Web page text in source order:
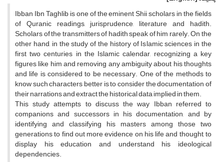
Ibban Ibn Taghlib is one of the eminent Shii scholars in the fields
of Quranic readings, jurisprudence, literature and hadith.
Scholars of the transmitters of hadith speak of him rarely. On the
other hand, in the study of the history of Islamic sciences in the
first two centuries in the Islamic calendar, recognizing a key
figures like him and removing any ambiguity about his thoughts
and life is considered to be necessary. One of the methods to
know such characters better is to consider the documentation of
their narrations and extract the historical data implied in them.
This study attempts to discuss the way Ibban referred to
companions and successors in his documentation, and by
identifying and classifying his masters among those two
generations to find out more evidence on his life and thought, to
display his education and understand his ideological
dependencies.